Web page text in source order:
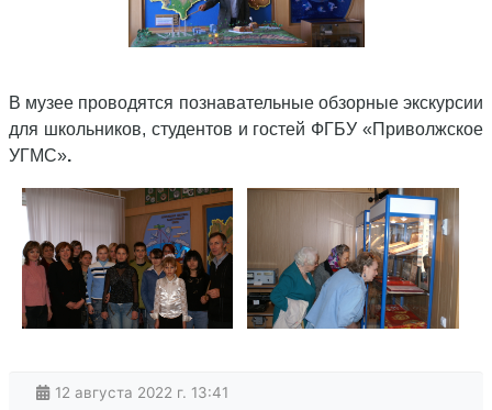
В музее проводятся познавательные обзорные экскурсии
для школьников, студентов и гостей ФГБУ «Приволжское
УГМС».
12 августа 2022 г. 13:41